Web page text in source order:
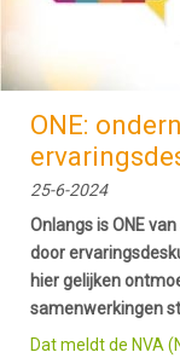
ONE:
25-6-2024
Onlangs is ONE
door
hier gelijken
samenwerkingen
Dat meldt de NVA